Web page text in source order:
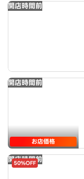
開店時間前
開店時間前
お店価格
開店時間前
50%OFF